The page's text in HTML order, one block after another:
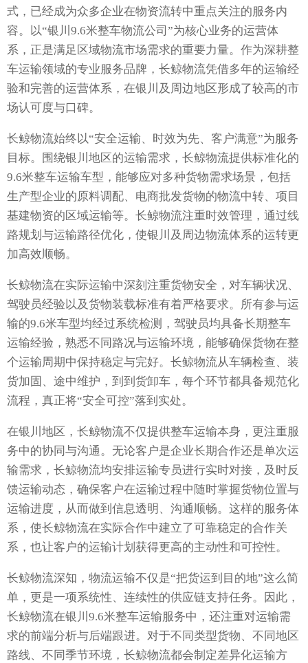
式，已经成为众多企业在物资流转中重点关注的服务内
容。以“银川9.6米整车物流公司”为核心业务的运营体
系，正是满足区域物流市场需求的重要力量。作为深耕整
车运输领域的专业服务品牌，长鲸物流凭借多年的运输经
验和完善的运营体系，在银川及周边地区形成了较高的市
场认可度与口碑。
长鲸物流始终以“安全运输、时效为先、客户满意”为服务
目标。围绕银川地区的运输需求，长鲸物流提供标准化的
9.6米整车运输车型，能够应对多种货物需求场景，包括
生产型企业的原料调配、电商批发货物的物流中转、项目
基建物资的区域运输等。长鲸物流注重时效管理，通过线
路规划与运输路径优化，使银川及周边物流体系的运转更
加高效顺畅。
长鲸物流在实际运输中深刻注重货物安全，对车辆状况、
驾驶员经验以及货物装载标准有着严格要求。所有参与运
输的9.6米车型均经过系统检测，驾驶员均具备长期整车
运输经验，熟悉不同路况与运输环境，能够确保货物在整
个运输周期中保持稳定与完好。长鲸物流从车辆检查、装
货加固、途中维护，到到货卸车，每个环节都具备规范化
流程，真正将“安全可控”落到实处。
在银川地区，长鲸物流不仅提供整车运输本身，更注重服
务中的协同与沟通。无论客户是企业长期合作还是单次运
输需求，长鲸物流均安排运输专员进行实时对接，及时反
馈运输动态，确保客户在运输过程中随时掌握货物位置与
运输进度，从而做到信息透明、沟通顺畅。这样的服务体
系，使长鲸物流在实际合作中建立了可靠稳定的合作关
系，也让客户的运输计划获得更高的主动性和可控性。
长鲸物流深知，物流运输不仅是“把货运到目的地”这么简
单，更是一项系统性、连续性的供应链支持任务。因此，
长鲸物流在银川9.6米整车运输服务中，还注重对运输需
求的前端分析与后端跟进。对于不同类型货物、不同地区
路线、不同季节环境，长鲸物流都会制定差异化运输方